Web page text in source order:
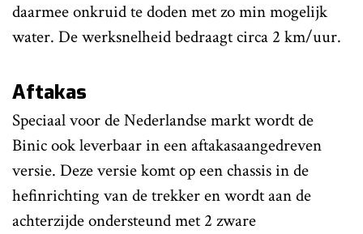
daarmee onkruid te doden met zo min mogelijk
water. De werksnelheid bedraagt circa 2 km/uur.
Aftakas
Speciaal voor de Nederlandse markt wordt de
Binic ook leverbaar in een aftakasaangedreven
versie. Deze versie komt op een chassis in de
hefinrichting van de trekker en wordt aan de
achterzijde ondersteund met 2 zware